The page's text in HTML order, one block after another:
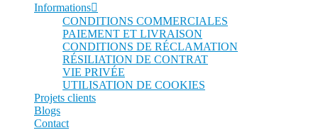
Informations
CONDITIONS COMMERCIALES
PAIEMENT ET LIVRAISON
CONDITIONS DE RÉCLAMATION
RÉSILIATION DE CONTRAT
VIE PRIVÉE
UTILISATION DE COOKIES
Projets clients
Blogs
Contact